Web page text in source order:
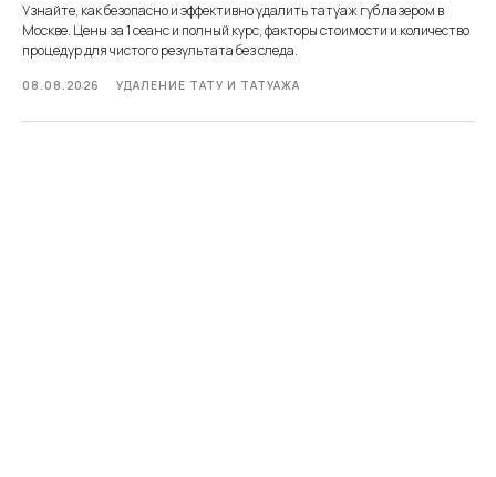
Узнайте, как безопасно и эффективно удалить татуаж губ лазером в
Москве. Цены за 1 сеанс и полный курс, факторы стоимости и количество
процедур для чистого результата без следа.
08.08.2026 УДАЛЕНИЕ ТАТУ И ТАТУАЖА